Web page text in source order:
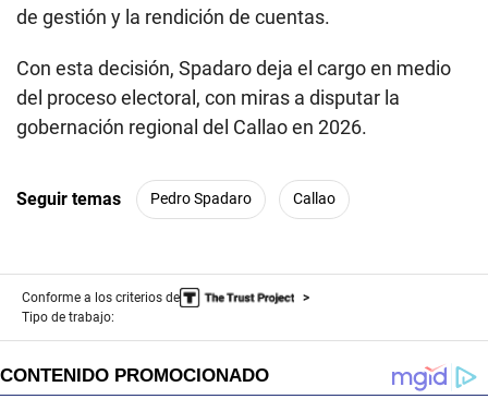
de gestión y la rendición de cuentas.
Con esta decisión, Spadaro deja el cargo en medio
del proceso electoral, con miras a disputar la
gobernación regional del Callao en 2026.
Seguir temas Pedro Spadaro Callao
Conforme a los criterios de
Tipo de trabajo: